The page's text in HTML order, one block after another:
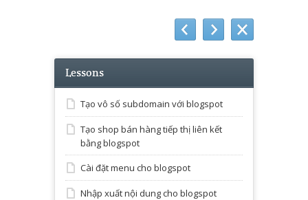
Lessons
Tạo vô số subdomain với blogspot
Tạo shop bán hàng tiếp thị liên kết
bằng blogspot
Cài đặt menu cho blogspot
Nhập xuất nội dung cho blogspot